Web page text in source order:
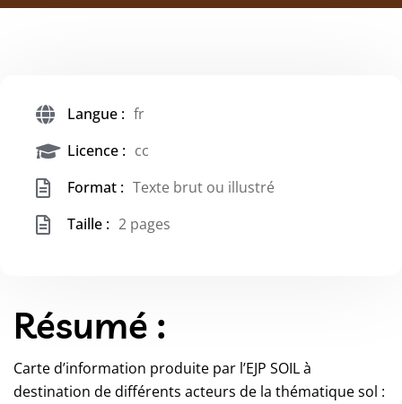
Langue : fr
Licence : cc
Format : Texte brut ou illustré
Taille : 2 pages
Résumé :
Carte d’information produite par l’EJP SOIL à
destination de différents acteurs de la thématique sol :